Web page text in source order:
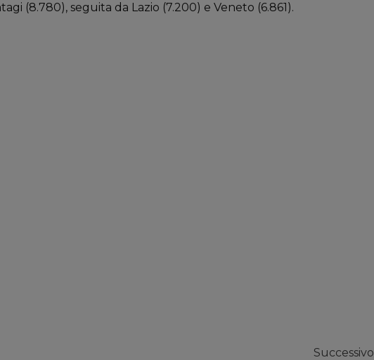
(8.780), seguita da Lazio (7.200) e Veneto (6.861).
Successivo